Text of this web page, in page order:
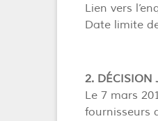
Lien vers
Date limite
2. DÉCISION
Le 7 mars
fournisseurs